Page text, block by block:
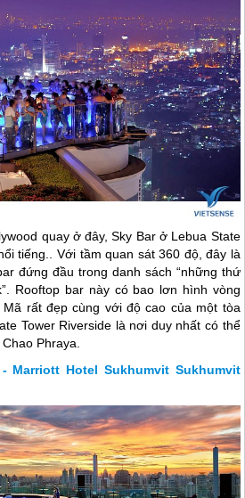
quay ở đây, Sky Bar ở Lebua State
tiếng.. Với tầm quan sát 360 độ, đây là
đứng đầu trong danh sách “những thứ
Rooftop bar này có bao lơn hình vòng
rất đẹp cùng với độ cao của một tòa
Tower Riverside là nơi duy nhất có thể
Phraya.
Marriott Hotel Sukhumvit Sukhumvit